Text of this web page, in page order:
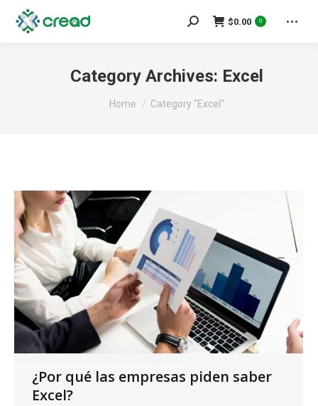
Search:$0.00 0
Category Archives: Excel
You are here:
Home Category "Excel"
¿Por qué las empresas piden saber
Excel?